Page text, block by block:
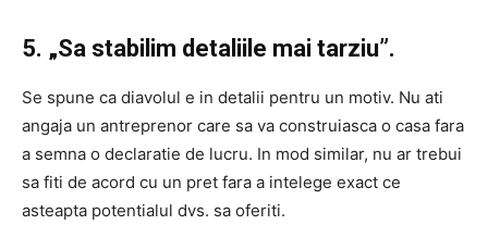
5. „Sa stabilim detaliile mai tarziu”.
Se spune ca diavolul e in detalii pentru un motiv. Nu ati
angaja un antreprenor care sa va construiasca o casa fara
a semna o declaratie de lucru. In mod similar, nu ar trebui
sa fiti de acord cu un pret fara a intelege exact ce
asteapta potentialul dvs. sa oferiti.